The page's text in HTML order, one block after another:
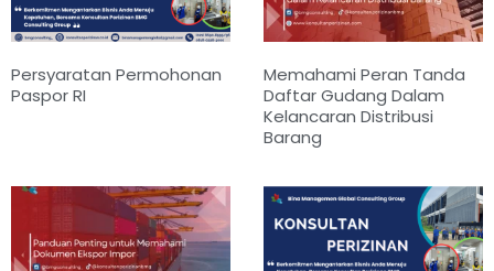
Persyaratan Permohonan
Paspor RI
Memahami Peran Tanda
Daftar Gudang Dalam
Kelancaran Distribusi
Barang